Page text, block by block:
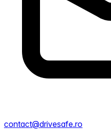
contact@drivesafe.ro